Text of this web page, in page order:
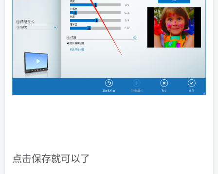
点击保存就可以了